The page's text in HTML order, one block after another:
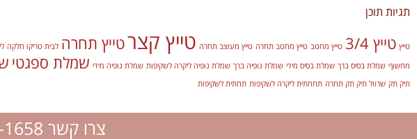
תגיות תוכן
טייץ טייץ 3/4 טייץ מחטב טייץ מחטב תחרה טייץ מעוצב תחרה טייץ קצרטייץ תחרה לבית טריקו חלקה
מחשוף שמלת בסיס ברך שמלת בסיס מידי שמלת גופיה ברך שמלת גופיה ליקרה לשקיפות שמלת גופיה מידי שמלת ספגטי
תיק תק שרוול תיק תק תחרה תחחתית ליקרה לשקיפות תחתית לשקיפות
צרו קשר 050-333-1658